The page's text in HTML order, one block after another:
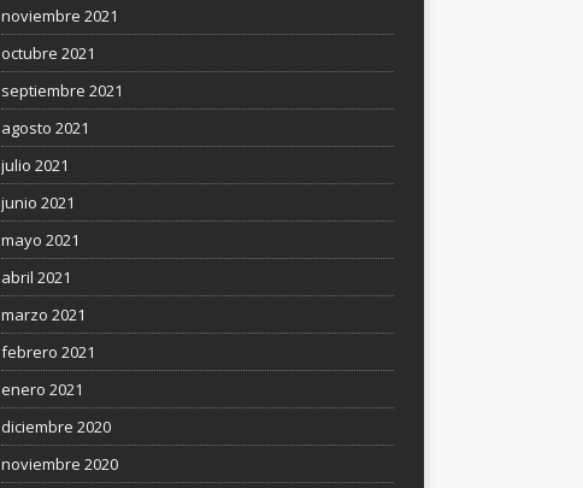
noviembre 2021
octubre 2021
septiembre 2021
agosto 2021
julio 2021
junio 2021
mayo 2021
abril 2021
marzo 2021
febrero 2021
enero 2021
diciembre 2020
noviembre 2020